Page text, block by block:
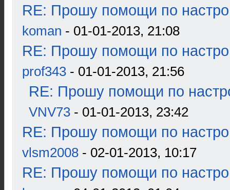
RE: Прошу помощи по
koman - 01-01-2013, 21:08
RE: Прошу помощи по
prof343 - 01-01-2013, 21:56
RE: Прошу помощи по
VNV73 - 01-01-2013, 23:42
RE: Прошу помощи по
vlsm2008 - 02-01-2013, 10:17
RE: Прошу помощи по